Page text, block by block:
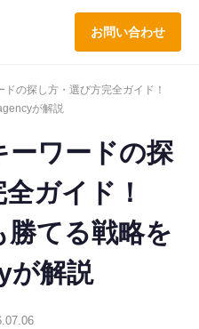
お問い合わせ
の探し方・選び方完全ガイド！
が解説
ーワードの探
ガイド！
勝てる戦略を
が解説